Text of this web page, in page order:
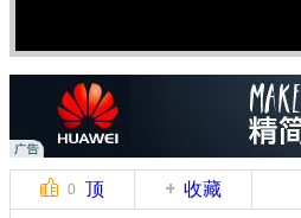
0 顶 收藏